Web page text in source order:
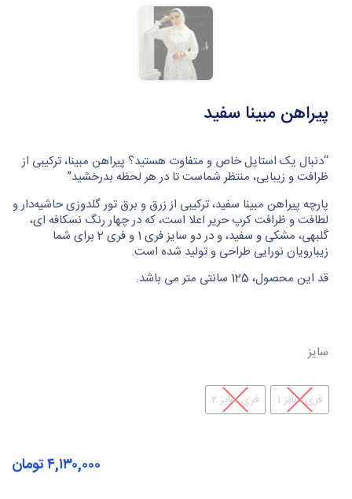
پیراهن مبینا سفید
“دنبال یک استایل خاص و متفاوت هستید؟ پیراهن مبینا، ترکیبی از
ظرافت و زیبایی، منتظر شماست تا در هر لحظه بدرخشید”
پارچه پیراهن مبینا سفید، ترکیبی از زرق و برق تور گلدوزی حاشیه‌دار و
لطافت و ظرافت کرپ حریر اعلا است، که در چهار رنگ نسکافه ای،
گلبهی، مشکی و سفید، و در دو سایز فری 1 و فری 2 برای شما
زیبارویان نورایی طراحی و تولید شده است.
قد این محصول، 125 سانتی متر می باشد.
سایز
فری سایز 1 فری سایز 2
۴,۱۳۰,۰۰۰تومان